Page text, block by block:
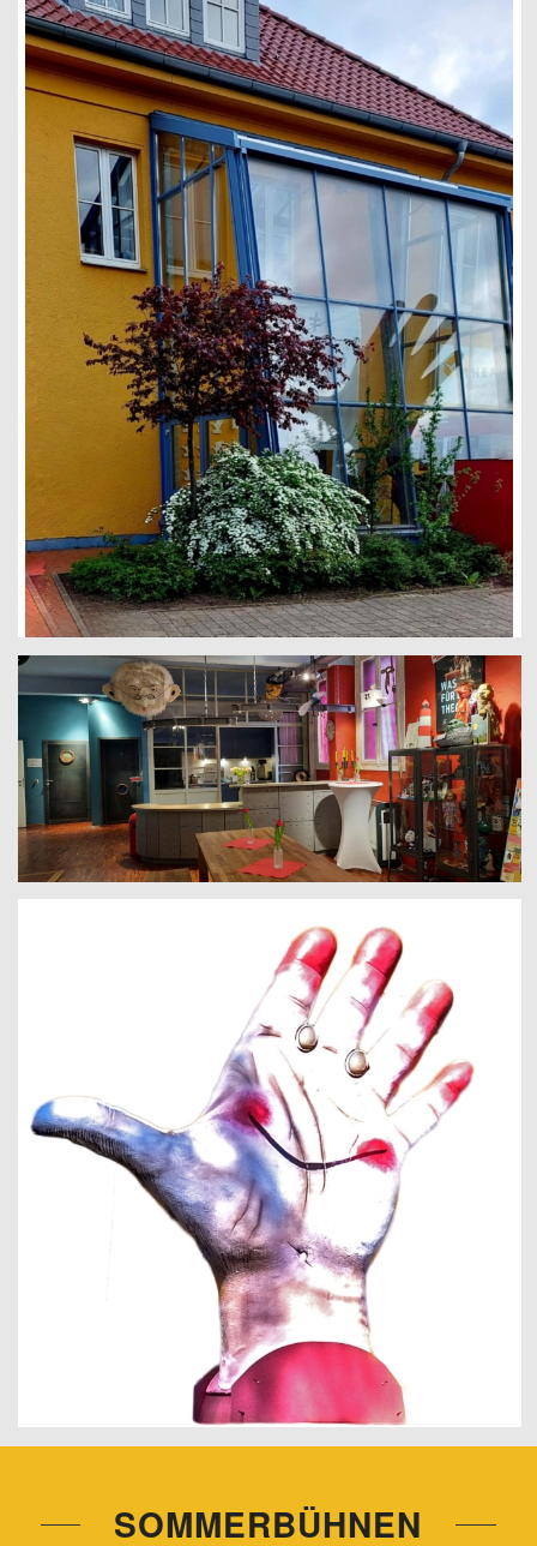
SOMMERBÜHNEN